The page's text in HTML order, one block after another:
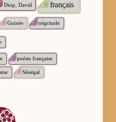
#Diop‚ David #français
#Guinée #négritude
#poésie française
#Sénégal